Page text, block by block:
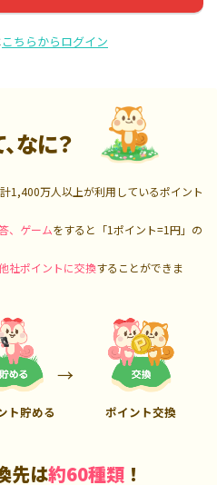
こちらからログイン
なに？
1,400万人以上が利用しているポイント
、ゲームをすると「1ポイント=1円」の
社ポイントに交換することができま
ト貯める ポイント交換
先は約60種類 ！